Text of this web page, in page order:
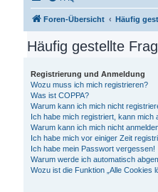
Foren-Übersicht Häufig
Häufig gestellte
Registrierung und Anmeldung
Wozu muss ich mich registrieren?
Was ist COPPA?
Warum kann ich mich nicht
Ich habe mich registriert, kann mich
Warum kann ich mich nicht
Ich habe mich vor einiger Zeit
Ich habe mein Passwort vergessen!
Warum werde ich automatisch
Wozu ist die Funktion „Alle Cookies